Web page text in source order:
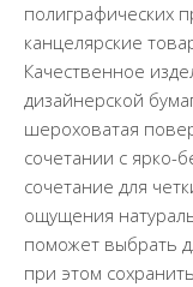
полиграфических
канцелярские
Качественное
дизайнерской
шероховатая
сочетании с ярко-
сочетание для
ощущения
поможет выбрать
при этом